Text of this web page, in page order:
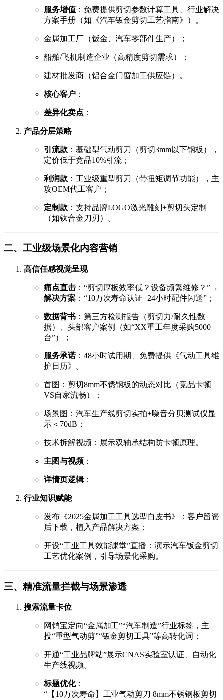
服务增值 ：免费提供剪切参数计算工具、行业解决
方案手册（如《汽车钣金剪切工艺指南》）。
金属加工厂（钣金、汽车零部件生产）；
船舶/飞机制造企业（高精度剪切需求）；
建材批发商（铝合金门窗加工供应链）。
核心客户 ：
差异化卖点 ：
产品分层策略
引流款 ：基础型气动剪刀（剪切3mm以下钢板），
定价低于竞品10%引流；
利润款 ：工业级重型剪刀（带扭矩调节功能），主
攻OEM代工客户；
定制款 ：支持品牌LOGO激光雕刻+剪切头定制
（如钛合金刀刃）。
二、工业级场景化内容营销
高信任感视觉呈现
痛点直击 ：“剪切厚板效率低？设备频繁维修？”→
解决方案 ：“10万次寿命认证+24小时配件闪送”；
数据背书 ：第三方检测报告（剪切力/耐久性数
据）、头部客户案例（如“XX重工年度采购5000
台”）；
服务承诺：48小时试用期、免费提供《气动工具维
护日历》。
首图：剪切8mm不锈钢板的动态对比（竞品卡顿
VS自家流畅）；
场景图：汽车生产线剪切实拍+噪音分贝测试仪显
示＜70dB；
技术拆解视频：展示双轴承结构防卡顿原理。
主图与视频 ：
详情页逻辑：
行业知识赋能
发布《2025金属加工工具选型白皮书》：客户留资
后下载，植入产品解决方案；
开设“工业工具效能课堂”直播：演示汽车钣金剪切
工艺优化案例，引导场景化采购。
三、精准流量拦截与场景渗透
搜索流量卡位
网销宝定向“金属加工”“汽车制造”行业标签，主
投“重型气动剪”“钣金剪切工具”等高转化词；
开通“工业品牌站”展示CNAS实验室认证、自动化
生产线视频。
标题优化：
“【10万次寿命】工业气动剪刀 8mm不锈钢板剪切